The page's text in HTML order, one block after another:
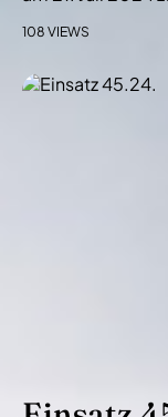
108 VIEWS